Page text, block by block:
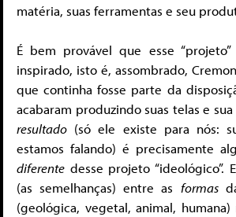
matéria, suas ferramentas e seu
É bem provável que esse
inspirado, isto é, assombrado,
que continha fosse parte da
acabaram produzindo suas telas e
resultado (só ele existe para nós:
estamos falando) é precisamente
diferente desse projeto “ideológico”.
(as semelhanças) entre as formas
(geológica, vegetal, animal, humana)